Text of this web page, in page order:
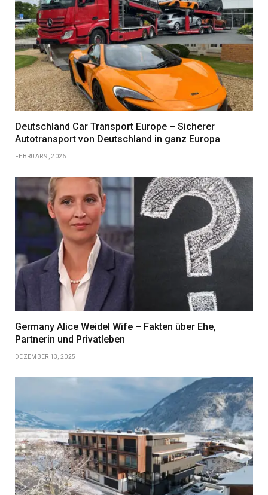
Deutschland Car Transport Europe – Sicherer
Autotransport von Deutschland in ganz Europa
FEBRUAR 9, 2026
Germany Alice Weidel Wife – Fakten über Ehe,
Partnerin und Privatleben
DEZEMBER 13, 2025